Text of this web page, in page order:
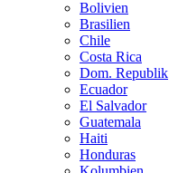
Bolivien
Brasilien
Chile
Costa Rica
Dom. Republik
Ecuador
El Salvador
Guatemala
Haiti
Honduras